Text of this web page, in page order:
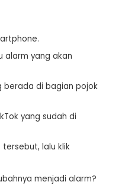
alarm yang akan
berada di bagian pojok
yang sudah di
lalu klik
menjadi alarm?